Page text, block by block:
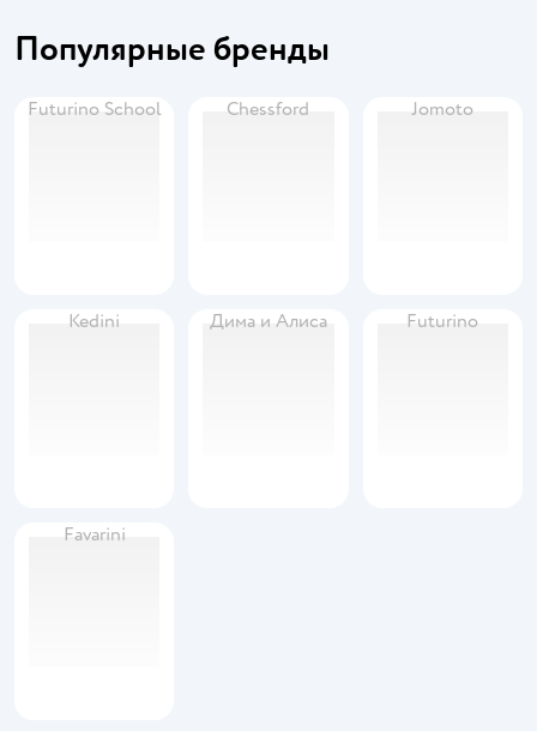
Популярные бренды
Futurino School Chessford Jomoto
Kedini Дима и Алиса Futurino
Favarini